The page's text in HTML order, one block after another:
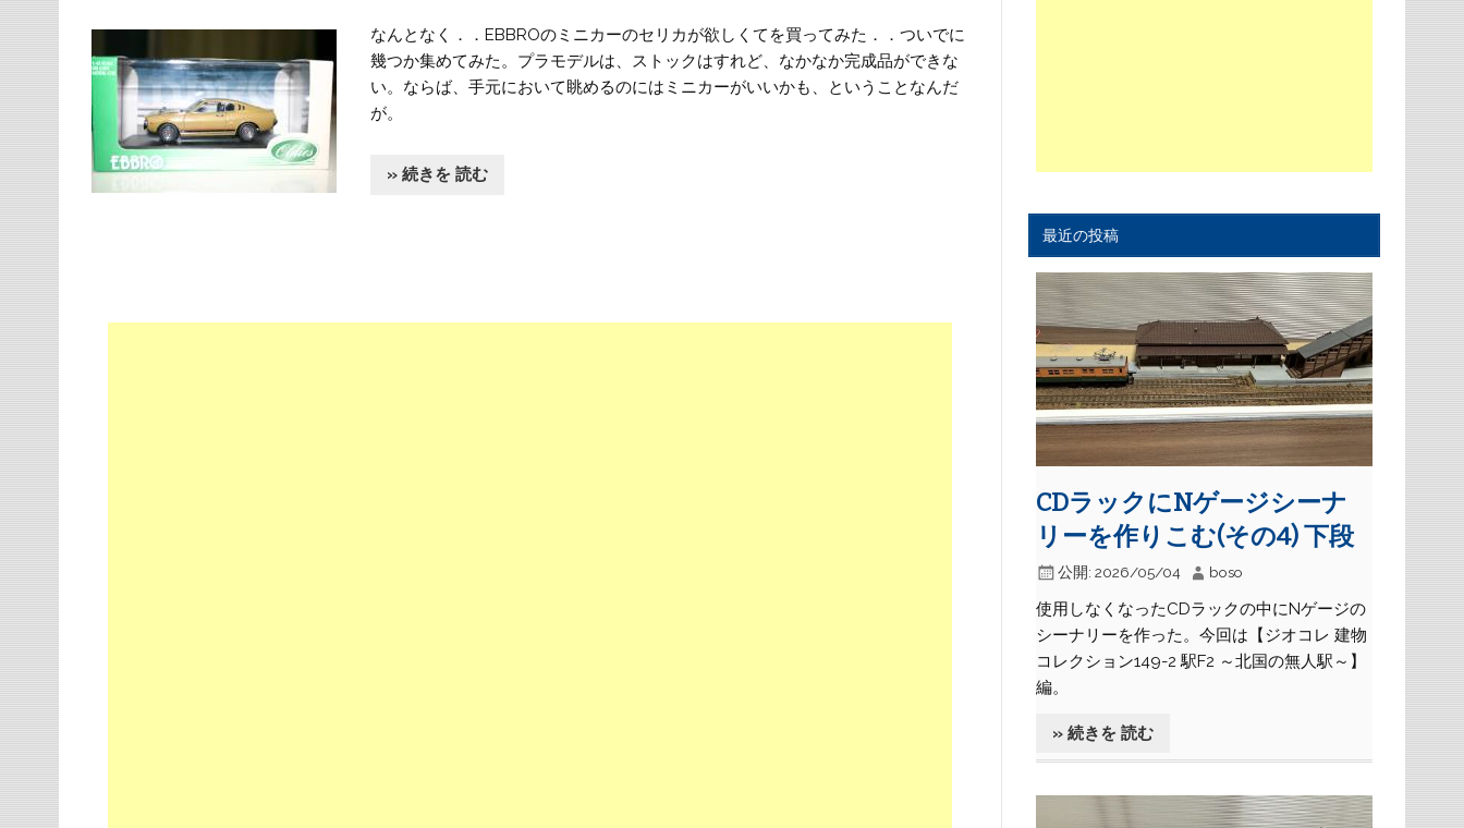
なんとなく．．EBBROのミニカーのセリカが欲しくてを買ってみた．．ついでに
幾つか集めてみた。プラモデルは、ストックはすれど、なかなか完成品ができな
い。ならば、手元において眺めるのにはミニカーがいいかも、ということなんだ
が。
» 続きを 読む
最近の投稿
CDラックにNゲージシーナ
リーを作りこむ(その4) 下段
公開: 2026/05/04 boso
使用しなくなったCDラックの中にNゲージの
シーナリーを作った。今回は【ジオコレ 建物
コレクション149-2 駅F2 ～北国の無人駅～】
編。
» 続きを 読む